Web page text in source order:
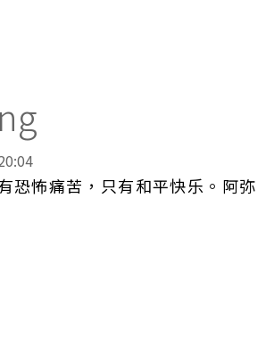
恐怖痛苦，只有和平快乐。阿弥